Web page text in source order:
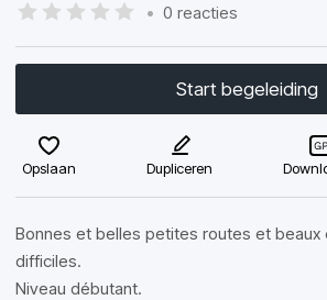
• 0 reacties
Start begeleiding
Opslaan Dupliceren
Bonnes et belles petites routes et beaux
difficiles.
Niveau débutant.